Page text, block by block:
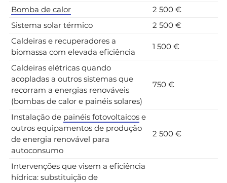
Bomba de calor
2 500 €
Sistema solar térmico
2 500 €
Caldeiras e recuperadores a
biomassa com elevada eficiência
1 500 €
Caldeiras elétricas quando
acopladas a outros sistemas que
recorram a energias renováveis
(bombas de calor e painéis solares)
750 €
Instalação de painéis fotovoltaicos e
outros equipamentos de produção
de energia renovável para
autoconsumo
2 500 €
Intervenções que visem a eficiência
hídrica: substituição de